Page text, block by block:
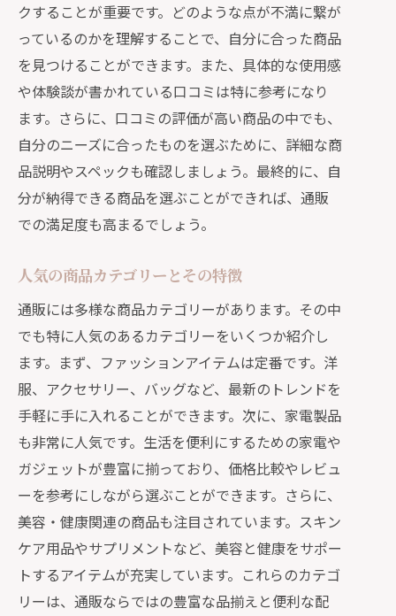
クすることが重要です。どのような点が不満に繋が
っているのかを理解することで、自分に合った商品
を見つけることができます。また、具体的な使用感
や体験談が書かれている口コミは特に参考になり
ます。さらに、口コミの評価が高い商品の中でも、
自分のニーズに合ったものを選ぶために、詳細な商
品説明やスペックも確認しましょう。最終的に、自
分が納得できる商品を選ぶことができれば、通販
での満足度も高まるでしょう。
人気の商品カテゴリーとその特徴
通販には多様な商品カテゴリーがあります。その中
でも特に人気のあるカテゴリーをいくつか紹介し
ます。まず、ファッションアイテムは定番です。洋
服、アクセサリー、バッグなど、最新のトレンドを
手軽に手に入れることができます。次に、家電製品
も非常に人気です。生活を便利にするための家電や
ガジェットが豊富に揃っており、価格比較やレビュ
ーを参考にしながら選ぶことができます。さらに、
美容・健康関連の商品も注目されています。スキン
ケア用品やサプリメントなど、美容と健康をサポー
トするアイテムが充実しています。これらのカテゴ
リーは、通販ならではの豊富な品揃えと便利な配